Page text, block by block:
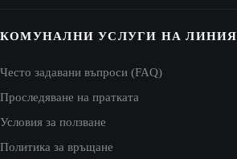
КОМУНАЛНИ УСЛУГИ НА ЛИНИЯ
Често задавани въпроси (FAQ)
Проследяване на пратката
Условия за ползване
Политика за връщане